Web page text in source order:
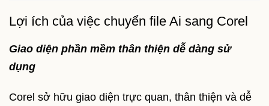
Lợi ích của việc chuyển file Ai sang Corel
Giao diện phần mềm thân thiện dễ dàng sử
dụng
Corel sở hữu giao diện trực quan, thân thiện và dễ